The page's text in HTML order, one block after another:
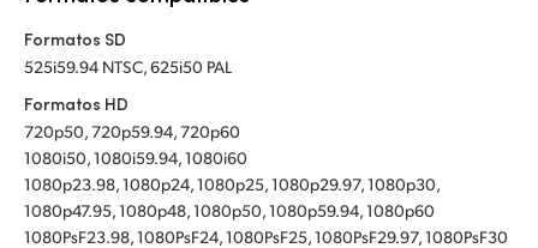
Formatos SD
525i59.94 NTSC, 625i50 PAL
Formatos HD
720p50, 720p59.94, 720p60
1080i50, 1080i59.94, 1080i60
1080p23.98, 1080p24, 1080p25, 1080p29.97, 1080p30,
1080p47.95, 1080p48, 1080p50, 1080p59.94, 1080p60
1080PsF23.98, 1080PsF24, 1080PsF25, 1080PsF29.97, 1080PsF30